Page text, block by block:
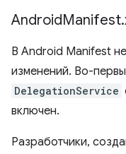
AndroidManifest.
В Android Manifest
изменений. Во-
DelegationService
включен.
Разработчики,